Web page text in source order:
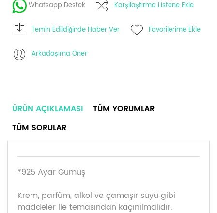
Whatsapp Destek Karşılaştırma Listene Ekle
Temin Edildiğinde Haber Ver Favorilerime Ekle
Arkadaşıma Öner
ÜRÜN AÇIKLAMASI
TÜM YORUMLAR
TÜM SORULAR
*925 Ayar Gümüş
Krem, parfüm, alkol ve çamaşır suyu gibi
maddeler ile temasından kaçınılmalıdır.